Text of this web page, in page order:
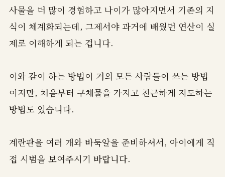
사물을 더 많이 경험하고 나이가 많아지면서 기존의 지
식이 체계화되는데, 그제서야 과거에 배웠던 연산이 실
제로 이해하게 되는 겁니다.
이와 같이 하는 방법이 거의 모든 사람들이 쓰는 방법
이지만, 처음부터 구체물을 가지고 친근하게 지도하는
방법도 있습니다.
계란판을 여러 개와 바둑알을 준비하셔서, 아이에게 직
접 시범을 보여주시기 바랍니다.